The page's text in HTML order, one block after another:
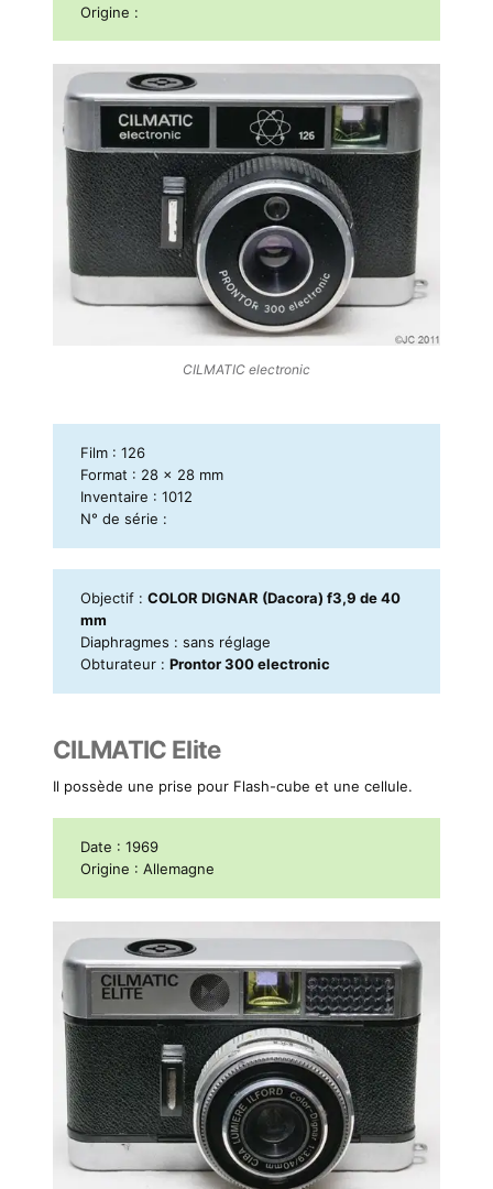
Origine :
CILMATIC electronic
Film : 126
Format : 28 x 28 mm
Inventaire : 1012
N° de série :
Objectif : COLOR DIGNAR (Dacora) f3,9 de 40
mm
Diaphragmes : sans réglage
Obturateur : Prontor 300 electronic
CILMATIC Elite
Il possède une prise pour Flash-cube et une cellule.
Date : 1969
Origine : Allemagne